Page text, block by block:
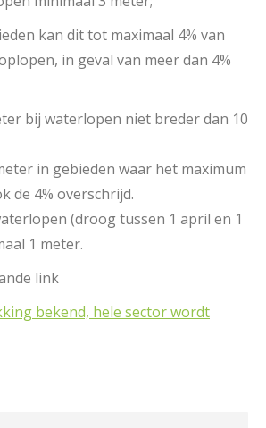
kan dit tot maximaal 4% van
in geval van meer dan 4%
bij waterlopen niet breder dan 10
in gebieden waar het maximum
de 4% overschrijd.
(droog tussen 1 april en 1
1 meter.
link
bekend, hele sector wordt